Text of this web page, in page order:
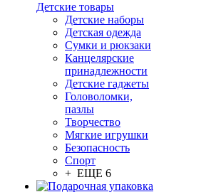
Детские товары
Детские наборы
Детская одежда
Сумки и рюкзаки
Канцелярские
принадлежности
Детские гаджеты
Головоломки,
пазлы
Творчество
Мягкие игрушки
Безопасность
Спорт
+ ЕЩЕ 6